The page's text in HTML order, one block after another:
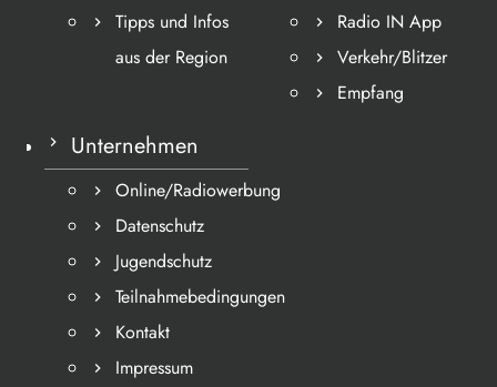
Tipps und Infos
aus der Region
Radio IN App
Verkehr/Blitzer
Empfang
Unternehmen
Online/Radiowerbung
Datenschutz
Jugendschutz
Teilnahmebedingungen
Kontakt
Impressum